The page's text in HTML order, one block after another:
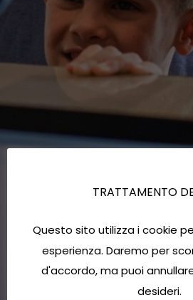
TRATTAMENTO
Questo sito utilizza i cookie
esperienza. Daremo per
d'accordo, ma puoi
desideri.